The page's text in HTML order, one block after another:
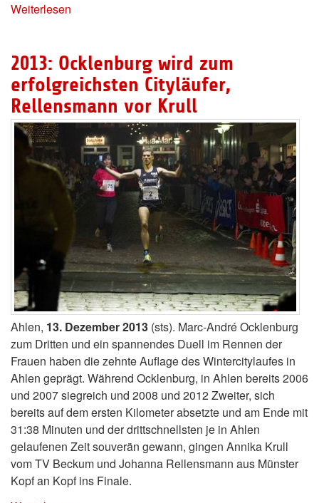
Weiterlesen
2013: Ocklenburg wird zum
erfolgreichsten Cityläufer,
Rellensmann vor Krull
Ahlen, 13. Dezember 2013 (sts). Marc-André Ocklenburg
zum Dritten und ein spannendes Duell im Rennen der
Frauen haben die zehnte Auflage des Wintercitylaufes in
Ahlen geprägt. Während Ocklenburg, in Ahlen bereits 2006
und 2007 siegreich und 2008 und 2012 Zweiter, sich
bereits auf dem ersten Kilometer absetzte und am Ende mit
31:38 Minuten und der drittschnellsten je in Ahlen
gelaufenen Zeit souverän gewann, gingen Annika Krull
vom TV Beckum und Johanna Rellensmann aus Münster
Kopf an Kopf ins Finale.